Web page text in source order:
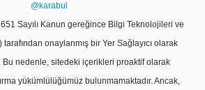
@karabul
Sayılı Kanun gereğince Bilgi Teknolojileri ve
tarafından onaylanmış bir Yer Sağlayıcı olarak
Bu nedenle, sitedeki içerikleri proaktif olarak
yükümlülüğümüz bulunmamaktadır. Ancak,